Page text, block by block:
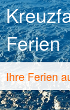
Ferien
Ihre Ferien